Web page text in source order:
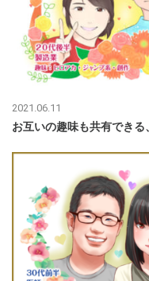
2021.06.11
お互いの趣味も共有できる